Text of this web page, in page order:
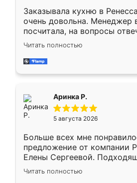
Заказывала кухню в
очень довольна. Менеджер
посчитала, на вопросы
Замерщик приехал в
делу со всей
за день, ребята работали
Читать полностью
Аринка Р.
5 августа 2026
Больше всех мне
предложение от компании
Елены Сергеевой.
короткие сроки
для замера сотрудник
Читать полностью